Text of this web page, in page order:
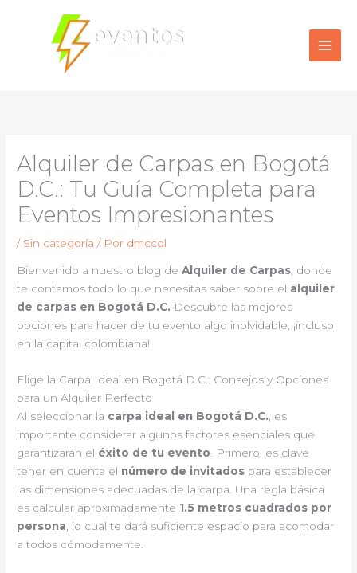
contenido
Alquiler de Carpas en Bogotá
D.C.: Tu Guía Completa para
Eventos Impresionantes
/ Sin categoría / Por dmccol
Bienvenido a nuestro blog deAlquiler de Carpas, donde
te contamos todo lo que necesitas saber sobre el alquiler
de carpas en Bogotá D.C. Descubre las mejores
opciones para hacer de tu evento algo inolvidable, ¡incluso
en la capital colombiana!
Elige la Carpa Ideal en Bogotá D.C.: Consejos y Opciones
para un Alquiler Perfecto
Al seleccionar la carpa ideal en Bogotá D.C. , es
importante considerar algunos factores esenciales que
garantizarán el éxito de tu evento . Primero, es clave
tener en cuenta el número de invitados para establecer
las dimensiones adecuadas de la carpa. Una regla básica
es calcular aproximadamente 1.5 metros cuadrados por
persona , lo cual te dará suficiente espacio para acomodar
a todos cómodamente.